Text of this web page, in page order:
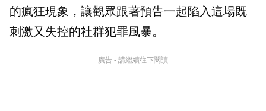
的瘋狂現象，讓觀眾跟著預告一起陷入這場既
刺激又失控的社群犯罪風暴。
廣告 - 請繼續往下閱讀